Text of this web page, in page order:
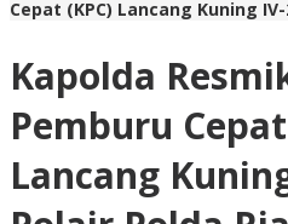
Cepat (KPC) Lancang Kuning
Kapolda
Pemburu
Lancang